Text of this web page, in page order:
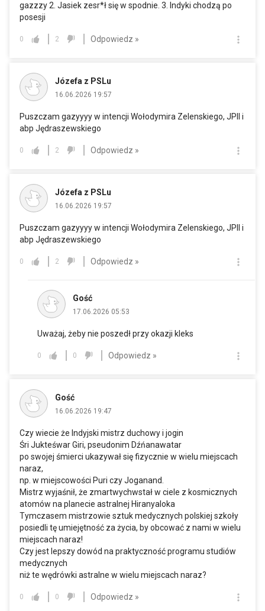
gazzzy 2. Jasiek zesr*ł się w spodnie. 3. Indyki chodzą po
posesji
0 2 Odpowiedz »
Józefa z PSLu
16.06.2026 19:57
Puszczam gazyyyy w intencji Wołodymira Zelenskiego, JPII i
abp Jędraszewskiego
0 2 Odpowiedz »
Józefa z PSLu
16.06.2026 19:57
Puszczam gazyyyy w intencji Wołodymira Zelenskiego, JPII i
abp Jędraszewskiego
0 2 Odpowiedz »
Gość
17.06.2026 05:53
Uważaj, żeby nie poszedł przy okazji kleks
0 0 Odpowiedz »
Gość
16.06.2026 19:47
Czy wiecie że Indyjski mistrz duchowy i jogin
Śri Jukteśwar Giri, pseudonim Dźńanawatar
po swojej śmierci ukazywał się fizycznie w wielu miejscach
naraz,
np. w miejscowości Puri czy Joganand.
Mistrz wyjaśnił, że zmartwychwstał w ciele z kosmicznych
atomów na planecie astralnej Hiranyaloka
Tymczasem mistrzowie sztuk medycznych polskiej szkoły
posiedli tę umiejętność za życia, by obcować z nami w wielu
miejscach naraz!
Czy jest lepszy dowód na praktyczność programu studiów
medycznych
niż te wędrówki astralne w wielu miejscach naraz?
0 0 Odpowiedz »